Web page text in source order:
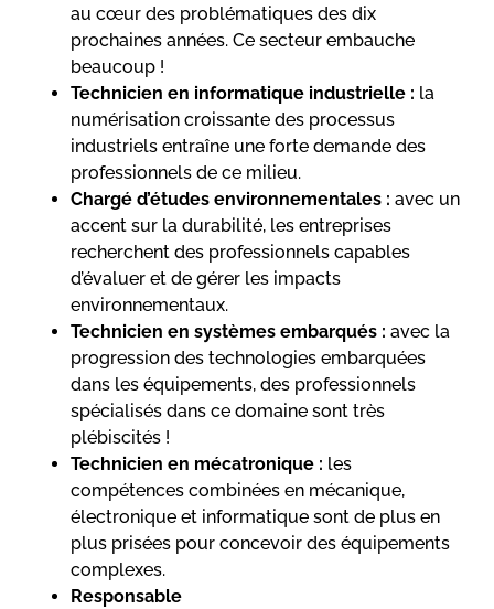
au cœur des problématiques des dix
prochaines années. Ce secteur embauche
beaucoup !
Technicien en informatique industrielle : la
numérisation croissante des processus
industriels entraîne une forte demande des
professionnels de ce milieu.
Chargé d’études environnementales : avec un
accent sur la durabilité, les entreprises
recherchent des professionnels capables
d’évaluer et de gérer les impacts
environnementaux.
Technicien en systèmes embarqués : avec la
progression des technologies embarquées
dans les équipements, des professionnels
spécialisés dans ce domaine sont très
plébiscités !
Technicien en mécatronique : les
compétences combinées en mécanique,
électronique et informatique sont de plus en
plus prisées pour concevoir des équipements
complexes.
Responsable